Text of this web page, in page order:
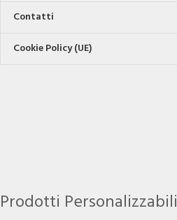
Contatti
Cookie Policy (UE)
Prodotti Personalizzabili